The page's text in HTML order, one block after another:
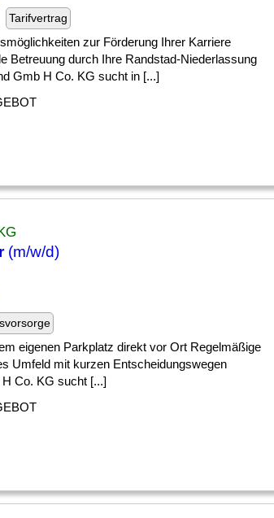
Tarifvertrag
zur Förderung Ihrer Karriere
Betreuung durch Ihre Randstad-Niederlassung
Gmb H Co. KG sucht in [...]
(m/w/d)
eigenen Parkplatz direkt vor Ort Regelmäßige
Umfeld mit kurzen Entscheidungswegen
Co. KG sucht [...]